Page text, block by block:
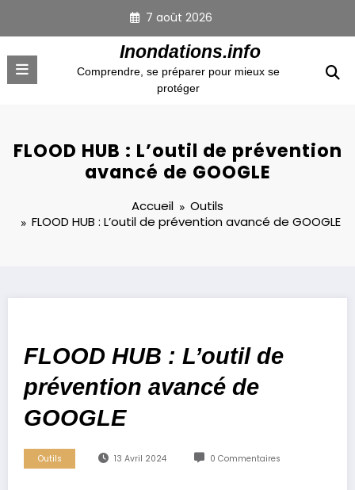
contenu
7 août 2026
Inondations.info
Comprendre, se préparer pour mieux se
protéger
FLOOD HUB : L’outil de prévention
avancé de GOOGLE
Accueil
Outils
FLOOD HUB : L’outil de prévention avancé de GOOGLE
FLOOD HUB : L’outil de
prévention avancé de
GOOGLE
Outils 13 Avril 2024 0 Commentaires